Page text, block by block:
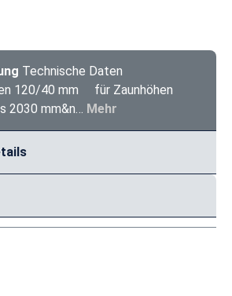
Technische Daten
120/40 mm für Zaunhöhen
2030 mm&n… Mehr